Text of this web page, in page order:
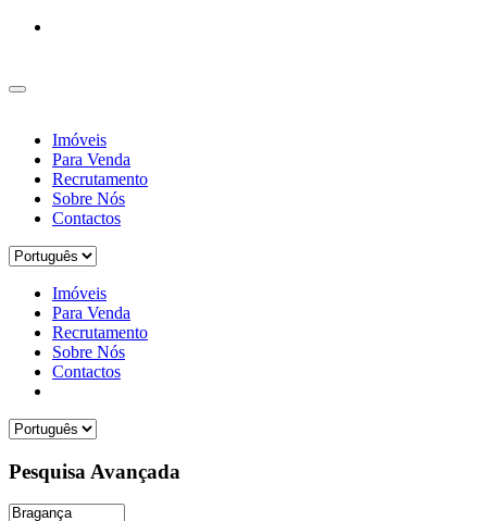
Imóveis
Para Venda
Recrutamento
Sobre Nós
Contactos
Imóveis
Para Venda
Recrutamento
Sobre Nós
Contactos
Pesquisa Avançada